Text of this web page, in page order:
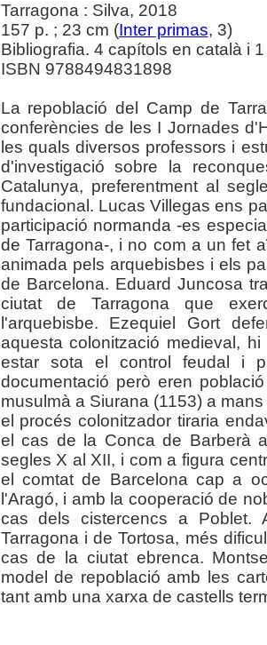
Tarragona : Silva, 2018
157 p. ; 23 cm (Inter primas, 3)
Bibliografia. 4 capítols en català i
ISBN 9788494831898
La repoblació del Camp de
conferències de les I Jornades
les quals diversos professors i
d'investigació sobre la
Catalunya, preferentment al
fundacional. Lucas Villegas ens
participació normanda -es
de Tarragona-, i no com a un fet
animada pels arquebisbes i els
de Barcelona. Eduard Juncosa
ciutat de Tarragona que
l'arquebisbe. Ezequiel Gort
aquesta colonització medieval,
estar sota el control feudal i
documentació però eren
musulmà a Siurana (1153) a
el procés colonitzador tiraria
el cas de la Conca de Barberà
segles X al XII, i com a figura
el comtat de Barcelona cap a
l'Aragó, i amb la cooperació de
cas dels cistercencs a Poblet.
Tarragona i de Tortosa, més
cas de la ciutat ebrenca.
model de repoblació amb les
tant amb una xarxa de castells